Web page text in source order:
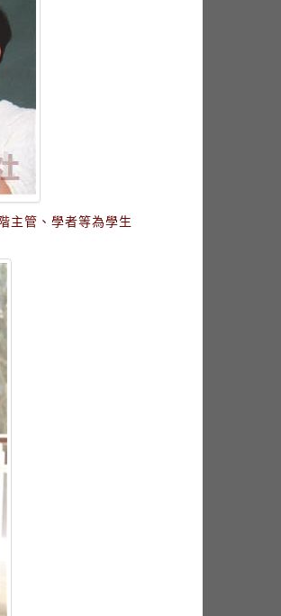
主管、學者等為學生